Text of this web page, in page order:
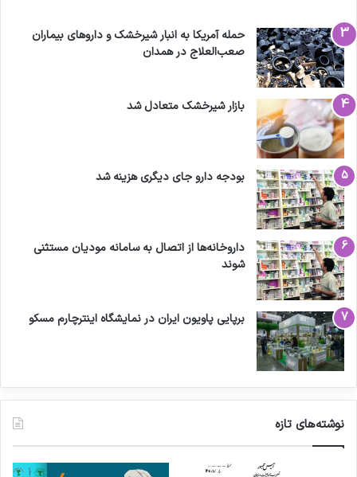
حمله آمریکا به انبار شیرخشک و داروهای بیماران
صعب‌العلاج در همدان
بازار شیرخشک متعادل شد
بودجه دارو جای دیگری هزینه شد
داروخانه‌ها از اتصال به سامانه مودیان مستثنی
شوند
برپایی پاویون ایران در نمایشگاه اینترچارم مسکو
نوشته‌های تازه